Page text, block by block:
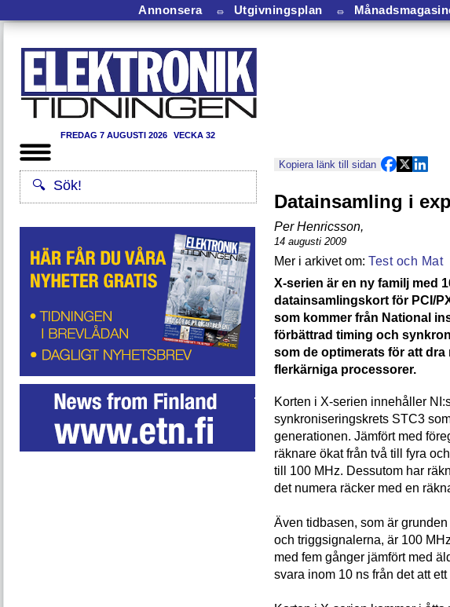
Annonsera ⏛ Utgivningsplan ⏛
FREDAG 7 AUGUSTI 2026 VECKA 32
Kopiera länk till sidan
Datainsamling i
Per Henricsson,
14 augusti 2009
Test och Mat
X-serien är en ny familj med
datainsamlingskort för PCI/
som kommer från National
förbättrad timing och
som de optimerats för att dra
flerkärniga processorer.
Korten i X-serien innehåller
synkroniseringskrets STC3
generationen. Jämfört med
räknare ökat från två till fyra
till 100 MHz. Dessutom har
det numera räcker med en
Även tidbasen, som är
och triggsignalerna, är 100
med fem gånger jämfört med
svara inom 10 ns från det att